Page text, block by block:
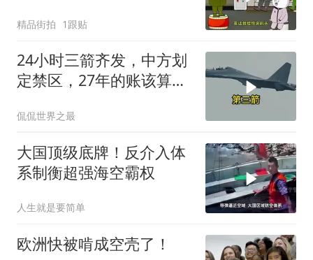
精品街拍 1跟贴
24小时三箭齐发，中方划
定禁区，27年的账该算
侃侃世界之最
大国顶级底牌！反介入体
系制衡超强海空霸权
人生就是要简单
欧洲快被啃成空壳了！